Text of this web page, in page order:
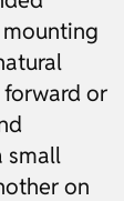
or
small
on